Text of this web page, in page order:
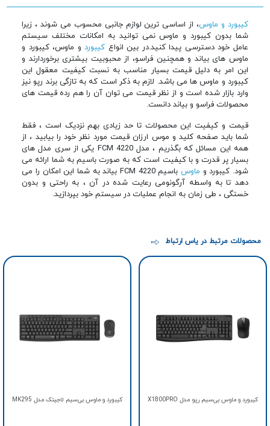
کیبورد و ماوس، از اساسی ترین لوازم جانبی محسوب می شوند ، زیرا
شما بدون کیبورد و ماوس نمی توانید به امکانات مختلف سیستم
عامل خود دسترسی پیدا کنید.در بین انواع کیبوردو ماوس، کیبورد و
ماوس های بیاند و همچنین فراسو، از محبوبیت بیشتری برخوردارند و
این امر به دلیل قیمت بسیار مناسب به نسبت کیفیت معقول این
کیبورد و ماوس ها می باشد. لازم به ذکر است که به تازگی برند رپو نیز
وارد بازار شده است و از نظر قیمت می توان آن را هم رده قیمت های
محصولات فراسو و بیاند دانست.
قیمت و کیفیت این محصولات تا حد زیادی بهم نزدیک است ، فقط
شما باید صفحه کلید و موس ارزان قیمت مورد نظر خود را بیابید ، از
همه این مسائل که بگذریم ، مدل FCM 4220 یکی از سری مدل های
بسیار پر قدرت و با کیفیت است که به صورت باسیم به شما ارائه می
شود. کیبورد و ماوس
باسیم FCM 4220 بیاند به شما این امکان را می
دهد تا به واسطه آرگونومی رعایت شده در آن ، به راحتی و بدون
خستگی ، طی زمان به انجام عملیات در سیستم خود بپردازید.
محصولات مرتبط در یاس ارتباط
کیبورد و ماوس بی‌سیم رپو مدل X1800PRO کيبورد و ماوس بی‌سیم لاجيتک مدل MK295